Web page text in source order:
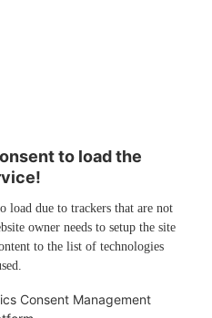
to load the
load due to trackers that are not
owner needs to setup the site
to the list of technologies
Consent Management